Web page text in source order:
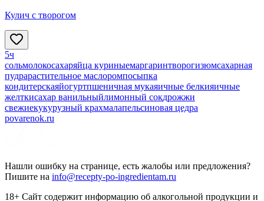
Кулич с творогом
5ч
сольмолокосахаряйца куриныемаргаринтворогизюмсахарная
пудрарастительное маслоромпосыпка
кондитерскаяйогуртпшеничная мукаяичные белкияичные
желткисахар ванильныйлимонный сокдрожжи
свежиекукурузный крахмалапельсиновая цедра
povarenok.ru
Нашли ошибку на странице, есть жалобы или предложения?
Пишите на info@recepty-po-ingredientam.ru
18+ Сайт содержит информацию об алкогольной продукции и